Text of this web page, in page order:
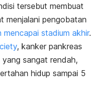
tersebut membuat
menjalani pengobatan
stadium akhir.
, kanker pankreas
yang sangat rendah,
hidup sampai 5